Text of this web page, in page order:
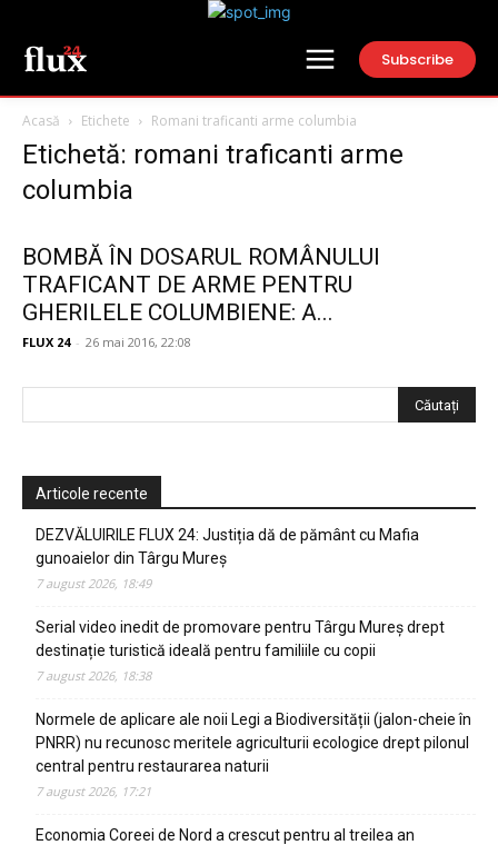
Subscribe
Acasă Etichete Romani traficanti arme columbia
Etichetă: romani traficanti arme
columbia
BOMBĂ ÎN DOSARUL ROMÂNULUI
TRAFICANT DE ARME PENTRU
GHERILELE COLUMBIENE: A...
FLUX 24 - 26 mai 2016, 22:08
Articole recente
DEZVĂLUIRILE FLUX 24: Justiția dă de pământ cu Mafia
gunoaielor din Târgu Mureș
7 august 2026, 18:49
Serial video inedit de promovare pentru Târgu Mureș drept
destinație turistică ideală pentru familiile cu copii
7 august 2026, 18:38
Normele de aplicare ale noii Legi a Biodiversității (jalon-cheie în
PNRR) nu recunosc meritele agriculturii ecologice drept pilonul
central pentru restaurarea naturii
7 august 2026, 17:21
Economia Coreei de Nord a crescut pentru al treilea an